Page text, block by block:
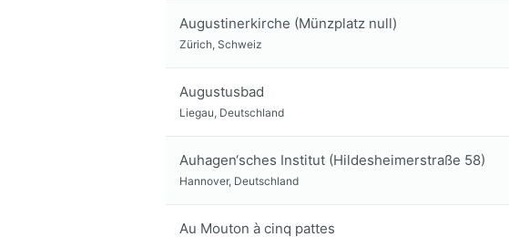
Augustinerkirche (Münzplatz null)
Zürich, Schweiz
Augustusbad
Liegau, Deutschland
Auhagen‘sches Institut (Hildesheimerstraße 58)
Hannover, Deutschland
Au Mouton à cinq pattes